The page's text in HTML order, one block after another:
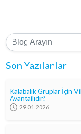
Son Yazılanlar
Kalabalık Gruplar İçin
Avantajlıdır?
29.01.2026